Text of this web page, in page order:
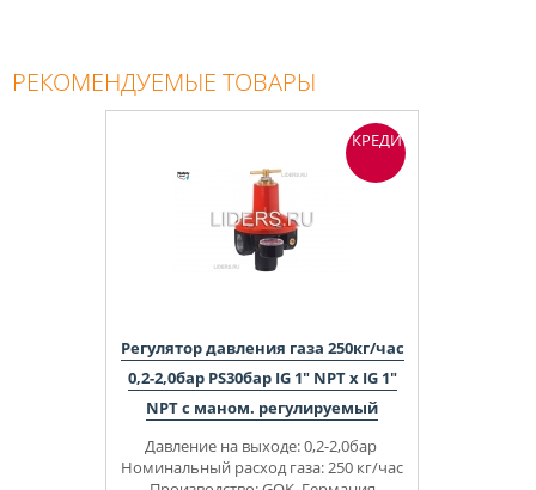
РЕКОМЕНДУЕМЫЕ ТОВАРЫ
Регулятор давления газа 250кг/час
0,2-2,0бар PS30бар IG 1" NPT x IG 1"
NPT с маном. регулируемый
Давление на выходе: 0,2-2,0бар
Номинальный расход газа: 250 кг/час
КРЕДИТ